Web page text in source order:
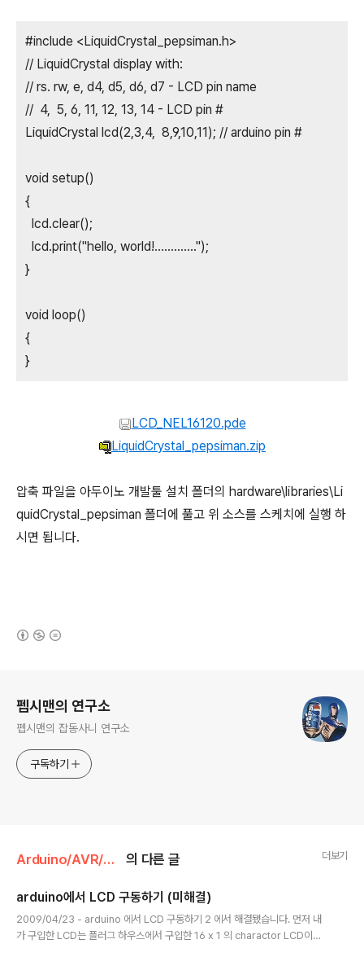
#include <LiquidCrystal_pepsiman.h>
// LiquidCrystal display with:
// rs. rw, e, d4, d5, d6, d7 - LCD pin name
// 4, 5, 6, 11, 12, 13, 14 - LCD pin #
LiquidCrystal lcd(2,3,4, 8,9,10,11); // arduino pin #
void setup()
{
lcd.clear();
lcd.print("hello, world!.............");
}
void loop()
{
}
LCD_NEL16120.pde
LiquidCrystal_pepsiman.zip
압축 파일을 아두이노 개발툴 설치 폴더의 hardware\libraries\Li
quidCrystal_pepsiman 폴더에 풀고 위 소스를 스케치에 실행 하
시면 됩니다.
펩시맨의 연구소
펩시맨의 잡동사니 연구소
구독하기
Arduino/AVR/2. Arduino프로젝트 의 다른 글 더보기
arduino에서 LCD 구동하기 (미해결)
2009/04/23 - arduino 에서 LCD 구동하기 2 에서 해결됐습니다. 먼저 내
가 구입한 LCD는 플러그 하우스에서 구입한 16 x 1 의 charactor LCD이다.